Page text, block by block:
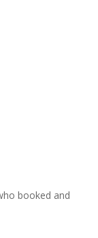
booked and